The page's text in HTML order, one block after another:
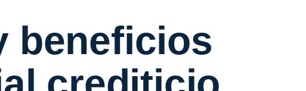
beneficios